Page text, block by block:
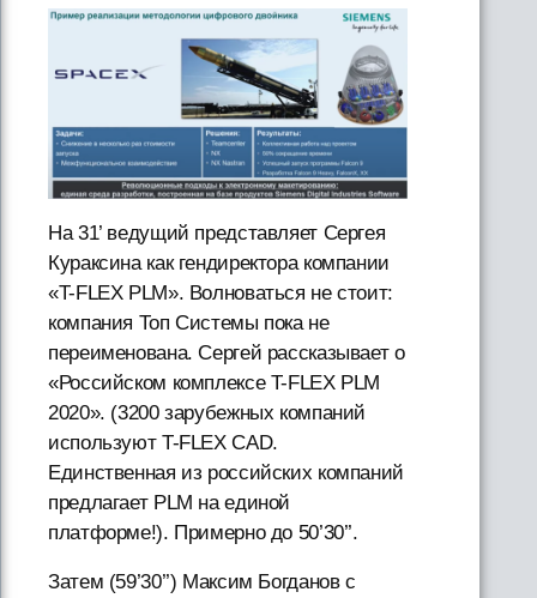
На 31’ ведущий представляет Сергея
Кураксина как гендиректора компании
«T-FLEX PLM». Волноваться не стоит:
компания Топ Системы пока не
переименована. Сергей рассказывает о
«Российском комплексе T-FLEX PLM
2020». (3200 зарубежных компаний
используют T-FLEX CAD.
Единственная из российских компаний
предлагает PLM на единой
платформе!). Примерно до 50’30’’.
Затем (59’30’’) Максим Богданов с